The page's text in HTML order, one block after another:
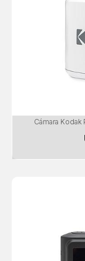
Cámara